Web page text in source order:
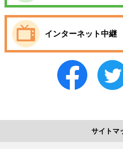
インターネット中継
サイトマ